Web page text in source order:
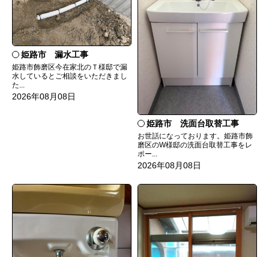
姫路市 漏水工事
姫路市飾磨区今在家北のＴ様邸で漏
水しているとご相談をいただきまし
た...
2026年08月08日
姫路市 洗面台取替工事
お世話になっております。姫路市飾
磨区のW様邸の洗面台取替工事をレ
ポー...
2026年08月08日